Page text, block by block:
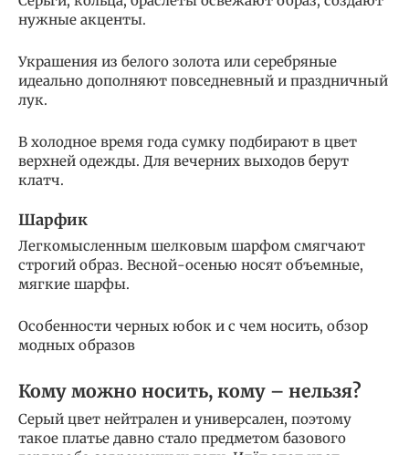
нужные акценты.
Украшения из белого золота или серебряные
идеально дополняют повседневный и праздничный
лук.
В холодное время года сумку подбирают в цвет
верхней одежды. Для вечерних выходов берут
клатч.
Шарфик
Легкомысленным шелковым шарфом смягчают
строгий образ. Весной-осенью носят объемные,
мягкие шарфы.
Особенности черных юбок и с чем носить, обзор
модных образов
Кому можно носить, кому – нельзя?
Серый цвет нейтрален и универсален, поэтому
такое платье давно стало предметом базового